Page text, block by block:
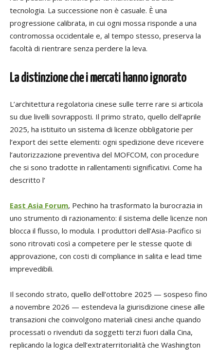
tecnologia. La successione non è casuale. È una
progressione calibrata, in cui ogni mossa risponde a una
contromossa occidentale e, al tempo stesso, preserva la
facoltà di rientrare senza perdere la leva.
La distinzione che i mercati hanno ignorato
L’architettura regolatoria cinese sulle terre rare si articola
su due livelli sovrapposti. Il primo strato, quello dell’aprile
2025, ha istituito un sistema di licenze obbligatorie per
l’export dei sette elementi: ogni spedizione deve ricevere
l’autorizzazione preventiva del MOFCOM, con procedure
che si sono tradotte in rallentamenti significativi. Come ha
descritto l’
East Asia Forum, Pechino ha trasformato la burocrazia in
uno strumento di razionamento: il sistema delle licenze non
blocca il flusso, lo modula. I produttori dell’Asia-Pacifico si
sono ritrovati così a competere per le stesse quote di
approvazione, con costi di compliance in salita e lead time
imprevedibili.
Il secondo strato, quello dell’ottobre 2025 — sospeso fino
a novembre 2026 — estendeva la giurisdizione cinese alle
transazioni che coinvolgono materiali cinesi anche quando
processati o rivenduti da soggetti terzi fuori dalla Cina,
replicando la logica dell’extraterritorialità che Washington